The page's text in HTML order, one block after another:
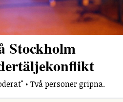
Stockholm
• Två personer gripna.